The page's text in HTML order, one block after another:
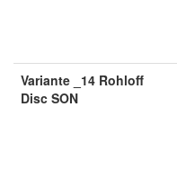
Variante _14 Rohloff
Disc SON